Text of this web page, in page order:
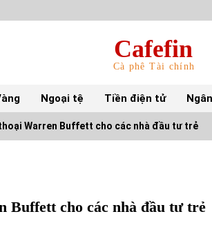
Cafefin
Cà phê Tài chính
Ngoại tệ Tiền điện tử
15/06/2022
Warren Buffett cho các nhà đầu tư trẻ
Buffett cho các nhà đầu tư trẻ